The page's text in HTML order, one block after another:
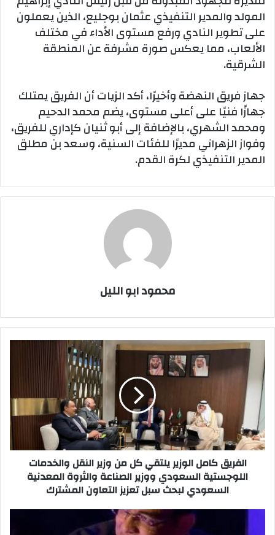
المولد والمدير التنفيذي عثمان بوجليع، الذين يعملون
على تطوير النادي ورفع مستوى الأداء في مختلف
الألعاب، مما يعكس صورة مشرفة عن المنطقة
الشرقية.
جهاز فريق النهضة وأخيرًا، أكد الزيات أن الفريق يمتلك
جهازًا فنيًا على أعلى مستوى، يضم محمد الدحيم
ومحمد الشهري، بالإضافة إلى أبو ثنيان كإداري للفريق،
وفواز الزهراني مديرًا للفئات السنية، وسعد بن مطلق
المدير التنفيذي لكرة القدم.
محمود ابو الليل
الفريق
كامل
الوزير
يلتقي
كل
من
وزير
النقل
والخدمات
اللوجستية
السعودي
والثروة
الفريق كامل الوزير يلتقي كل من وزير النقل والخدمات
اللوجستية السعودي ووزير الصناعة والثروة المعدنية
السعودي لبحث سبل تعزيز التعاون المشترك